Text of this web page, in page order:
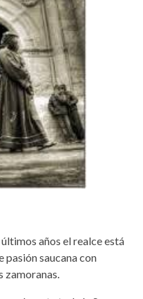
últimos años el realce está
saucana con
zamoranas.